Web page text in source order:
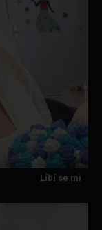
Líbí se mi